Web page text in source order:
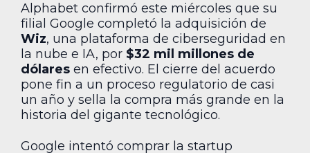
Alphabet confirmó este miércoles que su
filial Google completó la adquisición de
Wiz, una plataforma de ciberseguridad en
la nube e IA, por $32 mil millones de
dólares en efectivo. El cierre del acuerdo
pone fin a un proceso regulatorio de casi
un año y sella la compra más grande en la
historia del gigante tecnológico.
Google intentó comprar la startup